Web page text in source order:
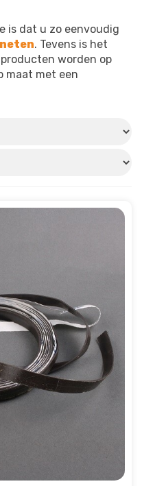
is dat u zo eenvoudig
. Tevens is het
worden op
maat met een